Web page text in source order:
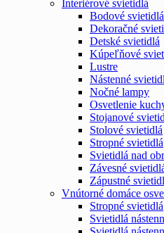
Interiérové svietidlá
Bodové svietidlá
Dekoračné
Detské svietidlá
Kúpeľňové
Lustre
Nástenné
Nočné lampy
Osvetlenie
Stojanové
Stolové svietidlá
Stropné svietidlá
Svietidlá nad
Závesné
Zápustné
Vnútorné domáce
Stropné svietidlá
Svietidlá